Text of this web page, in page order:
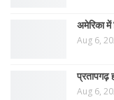
अमेरिका में
Aug 6,
प्रतापगढ़
Aug 6,